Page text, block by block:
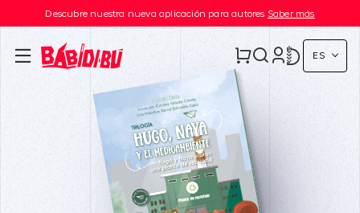
Descubre nuestra nueva aplicación para autores Saber más
ES